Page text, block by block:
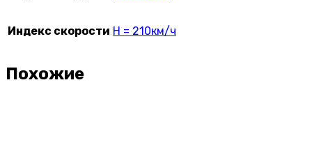
Индекс скорости H = 210км/ч
Похожие